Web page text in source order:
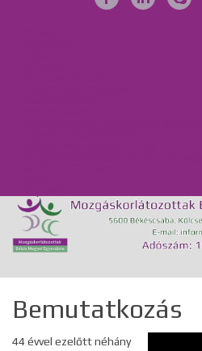
Bemutatkozás
44 évvel ezelőtt néhány